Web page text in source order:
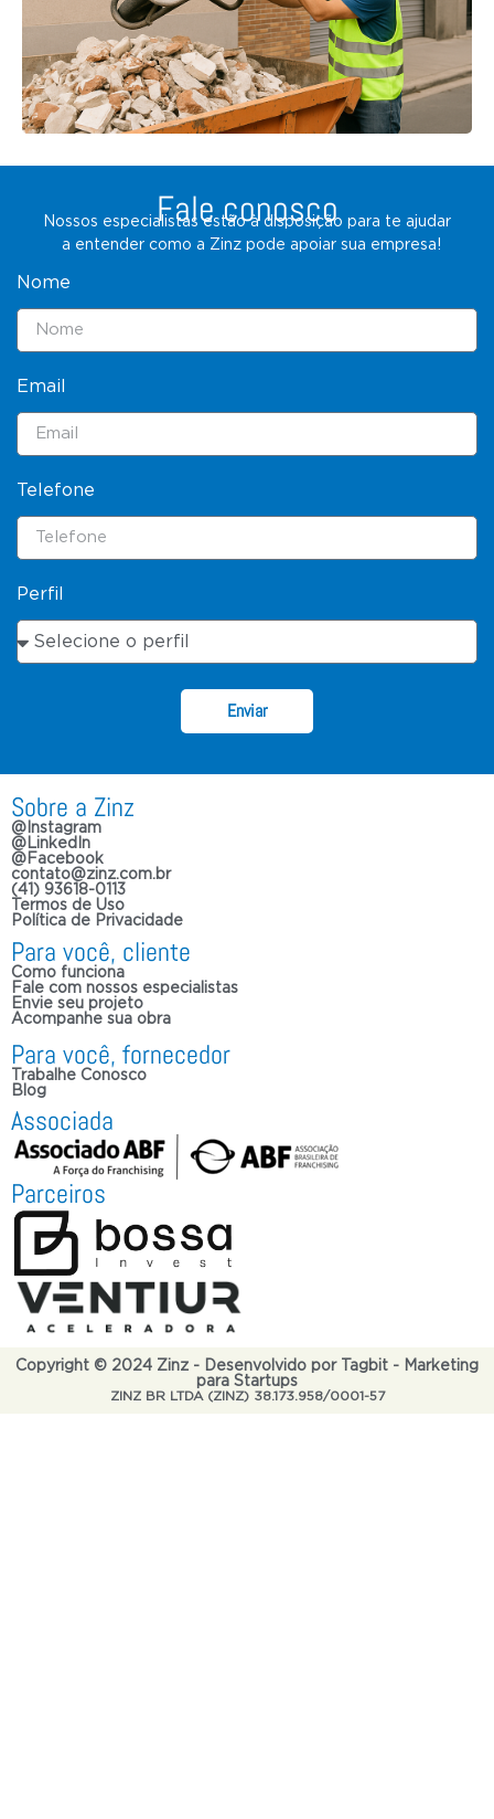
Fale conosco
Nossos especialistas estão à disposição para te ajudar
a entender como a Zinz pode apoiar sua empresa!
Nome
Email
Telefone
Perfil
Enviar
Sobre a Zinz
@Instagram
@LinkedIn
@Facebook
contato@zinz.com.br
(41) 93618-0113
Termos de Uso
Política de Privacidade
Para você, cliente
Como funciona
Fale com nossos especialistas
Envie seu projeto
Acompanhe sua obra
Para você, fornecedor
Trabalhe Conosco
Blog
Associada
Parceiros
Copyright © 2024 Zinz - Desenvolvido por Tagbit - Marketing
para Startups
ZINZ BR LTDA (ZINZ) 38.173.958/0001-57